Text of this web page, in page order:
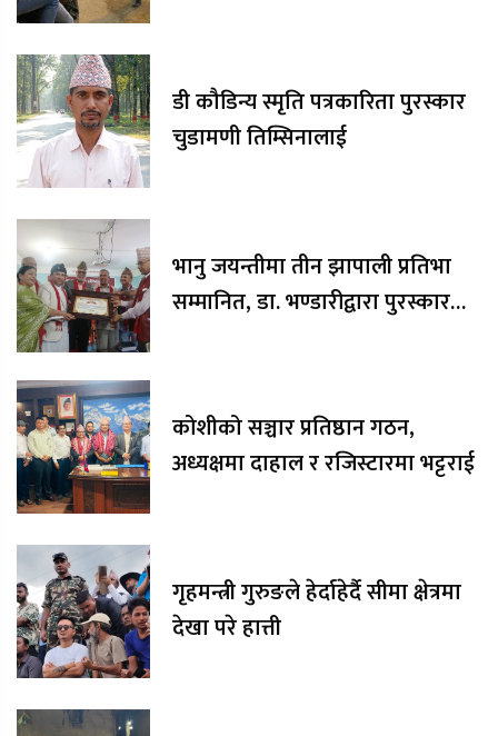
डी कौडिन्य स्मृति पत्रकारिता पुरस्कार
चुडामणी तिम्सिनालाई
भानु जयन्तीमा तीन झापाली प्रतिभा
सम्मानित, डा. भण्डारीद्वारा पुरस्कार
कोशीको सञ्चार प्रतिष्ठान गठन,
अध्यक्षमा दाहाल र रजिस्टारमा भट्टराई
गृहमन्त्री गुरुङले हेर्दाहेर्दै सीमा क्षेत्रमा
देखा परे हात्ती